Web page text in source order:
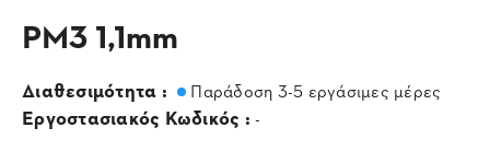
PM3 1,1mm
Διαθεσιμότητα : Παράδοση 3-5 εργάσιμες μέρες
Εργοστασιακός Κωδικός : -